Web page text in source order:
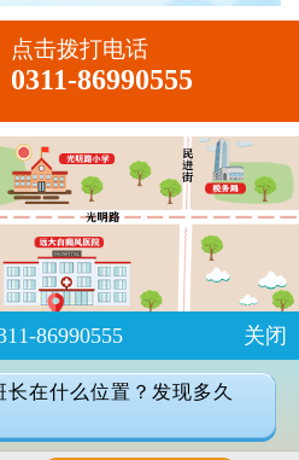
点击拨打电话
0311-86990555
86990555 关闭
在什么位置？发现多久